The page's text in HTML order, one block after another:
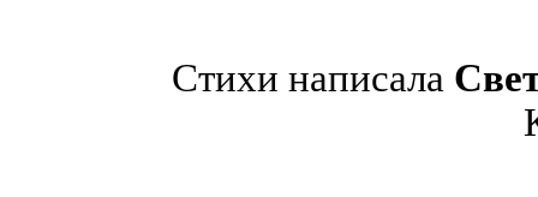
Стихи написала